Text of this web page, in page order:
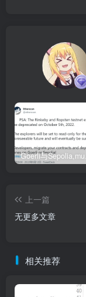
上一篇
无更多文章
相关推荐